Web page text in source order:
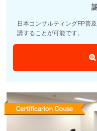
日本コンサルティングFP普
講することが可能です。